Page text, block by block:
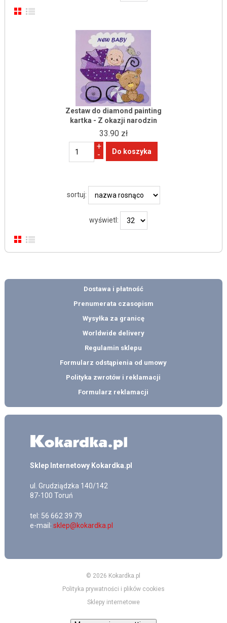
Zestaw do diamond painting
kartka - Z okazji narodzin
33.90 zł
+
-
sortuj:
wyświetl:
Dostawa i płatność
Prenumerata czasopism
Wysyłka za granicę
Worldwide delivery
Regulamin sklepu
Formularz odstąpienia od umowy
Polityka zwrotów i reklamacji
Formularz reklamacji
Sklep Internetowy Kokardka.pl
ul. Grudziądzka 140/142
87-100 Toruń
tel: 56 662 39 79
e-mail: sklep@kokardka.pl
© 2026 Kokardka.pl
Polityka prywatności i plików cookies
Sklepy internetowe